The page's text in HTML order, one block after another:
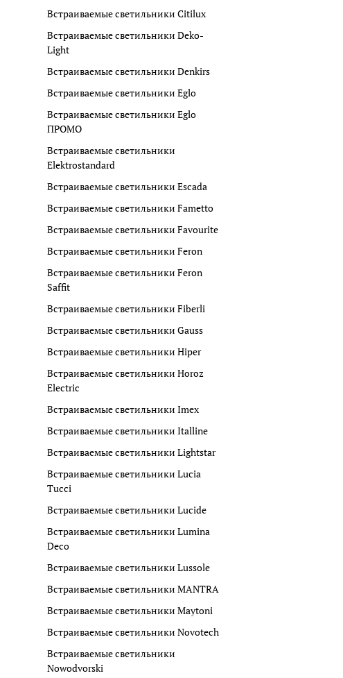
Встраиваемые светильники Citilux
Встраиваемые светильники Deko-
Light
Встраиваемые светильники Denkirs
Встраиваемые светильники Eglo
Встраиваемые светильники Eglo
ПРОМО
Встраиваемые светильники
Elektrostandard
Встраиваемые светильники Escada
Встраиваемые светильники Fametto
Встраиваемые светильники Favourite
Встраиваемые светильники Feron
Встраиваемые светильники Feron
Saffit
Встраиваемые светильники Fiberli
Встраиваемые светильники Gauss
Встраиваемые светильники Hiper
Встраиваемые светильники Horoz
Electric
Встраиваемые светильники Imex
Встраиваемые светильники Italline
Встраиваемые светильники Lightstar
Встраиваемые светильники Lucia
Tucci
Встраиваемые светильники Lucide
Встраиваемые светильники Lumina
Deco
Встраиваемые светильники Lussole
Встраиваемые светильники MANTRA
Встраиваемые светильники Maytoni
Встраиваемые светильники Novotech
Встраиваемые светильники
Nowodvorski